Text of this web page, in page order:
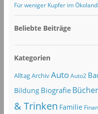
Für weniger Kupfer im
Beliebte Beiträge
Kategorien
AlltagArchivAuto Auto2
Bildung Biografie Bücher
& Trinken Familie